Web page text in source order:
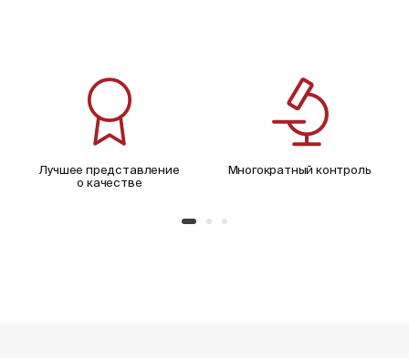
Лучшее представление
о качестве
Многократный контроль